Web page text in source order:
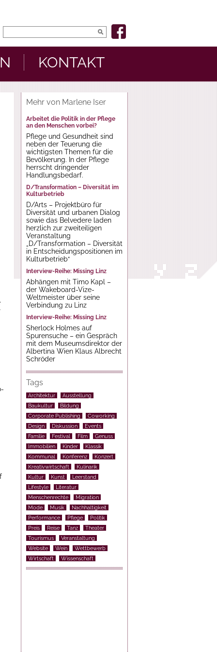
KONTAKT
Mehr von Marlene Iser
Arbeitet die Politik in der Pflege
an den Menschen vorbei?
Pflege und Gesundheit sind
neben der Teuerung die
wichtigsten Themen für die
Bevölkerung. In der Pflege
herrscht dringender
Handlungsbedarf.
D/Transformation – Diversität im
Kulturbetrieb
D/Arts – Projektbüro für
Diversität und urbanen Dialog
sowie das Belvedere laden
herzlich zur zweiteiligen
Veranstaltung
„D/Transformation – Diversität
in Entscheidungspositionen im
Kulturbetrieb“
Interview-Reihe: Missing Linz
Abhängen mit Timo Kapl –
der Wakeboard-Vize-
Weltmeister über seine
Verbindung zu Linz
Interview-Reihe: Missing Linz
Sherlock Holmes auf
Spurensuche – ein Gespräch
mit dem Museumsdirektor der
Albertina Wien Klaus Albrecht
Schröder
Tags
Architektur
Ausstellung
Baukultur
Bildung
Corporate Publishing
Coworking
Design
Diskussion
Events
Familie
Festival Film
Genuss
Immobilien
Kinder
Klassik
Kommunal
Konferenz
Konzert
Kreativwirtschaft
Kulinarik
Kultur
Kunst
Leerstand
Lifestyle
Literatur
Menschenrechte
Migration
Mode
Musik
Nachhaltigkeit
Performance
Pflege
Politik
Preis
Reise Tanz
Theater
Tourismus
Veranstaltung
Website
Wein
Wettbewerb
Wirtschaft
Wissenschaft